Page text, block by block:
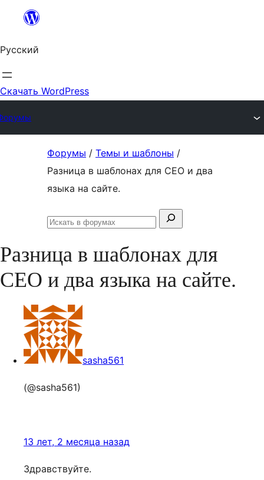
Перейти
содержимому
Русский
Скачать WordPress
содержимому
Форумы / Темы и шаблоны /
Разница в шаблонах для СЕО и два
языка на сайте.
Поиск:
Искать
Разница в шаблонах для
СЕО и два языка на сайте.
sasha561
(@sasha561)
13 лет, 2 месяца назад
Здравствуйте.